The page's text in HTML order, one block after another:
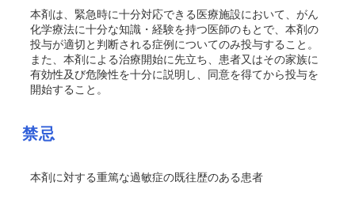
本剤は、緊急時に十分対応できる医療施設において、がん
化学療法に十分な知識・経験を持つ医師のもとで、本剤の
投与が適切と判断される症例についてのみ投与すること。
また、本剤による治療開始に先立ち、患者又はその家族に
有効性及び危険性を十分に説明し、同意を得てから投与を
開始すること。
禁忌
本剤に対する重篤な過敏症の既往歴のある患者